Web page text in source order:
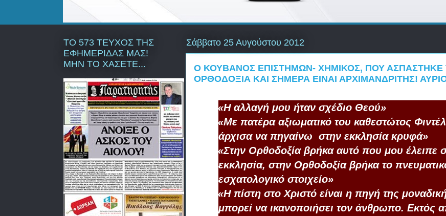
Σάββατο 25 Αυγούστου 2012
Ο ΚΟΥΒΑΝΟΣ ΕΠΙΣΤΗΜΩΝ- ΧΗΜΙΚΟΣ, ΠΟΥ ΑΣΠΑΣΤΗΚΕ
ΟΡΘΟΔΟΞΙΑ ΚΑΙ ΣΗΜΕΡΑ ΕΙΝΑΙ ΑΡΧΙΜΑΝΔΡΙΤΗΣ!
«Η αλλαγή μου ήταν σχέδιο Θεού»
«Με πατέρα αξιωματικό του καθεστώτος
άρχισα να πηγαίνω στην εκκλησία κρυφά»
«Στην Ορθοδοξία βρήκα αυτό που μου έλειπε
εκκλησία, στην Ορθοδοξία βρήκα το
εσχατολογικό στοιχείο»
«Η πίστη στο Χριστό είναι η πηγή της
μπορεί να ικανοποιήσει τον άνθρωπο. Εκτός
ΤΟ 573 ΤΕΥΧΟΣ ΤΗΣ
ΕΦΗΜΕΡΙΔΑΣ ΜΑΣ!
ΜΗΝ ΤΟ ΧΑΣΕΤΕ...